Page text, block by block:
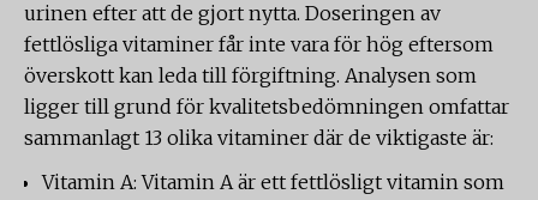
urinen efter att de gjort nytta. Doseringen av
fettlösliga vitaminer får inte vara för hög eftersom
överskott kan leda till förgiftning. Analysen som
ligger till grund för kvalitetsbedömningen omfattar
sammanlagt 13 olika vitaminer där de viktigaste är:
Vitamin A: Vitamin A är ett fettlösligt vitamin som